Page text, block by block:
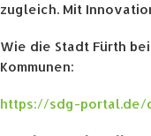
zugleich. Mit
Wie die Stadt Fürth
Kommunen:
https://sdg-